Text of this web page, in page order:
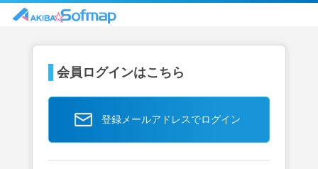
会員ログインはこちら
登録メールアドレスでログイン